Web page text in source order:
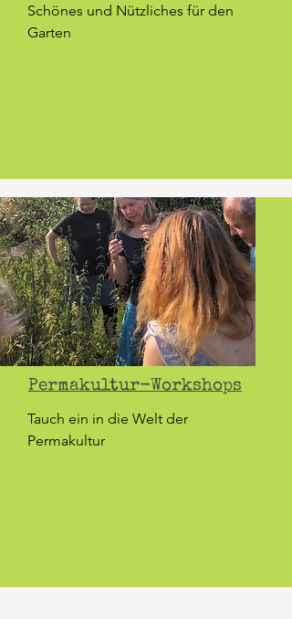
Schönes und Nützliches für den
Garten
Permakultur-Workshops
Tauch ein in die Welt der
Permakultur